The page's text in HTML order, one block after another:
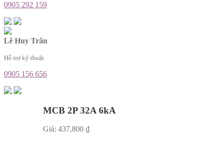
0905 292 159
Lê Huy Trân
Hỗ trợ kỹ thuật
0905 156 656
MCB 2P 32A 6kA
Giá: 437,800 ₫